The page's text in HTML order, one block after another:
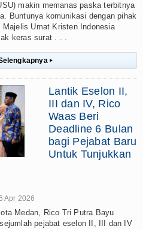
makin memanas paska terbitnya
Buntunya komunikasi dengan pihak
Umat Kristen Indonesia
keras surat . . .
▸
Lantik Eselon II,
III dan IV, Rico
Waas Beri
Deadline 6 Bulan
bagi Pejabat Baru
Untuk Tunjukkan
Apr 2026
Medan, Rico Tri Putra Bayu
pejabat eselon II, III dan IV